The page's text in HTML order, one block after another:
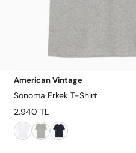
American Vintage
Sonoma Erkek T-Shirt
2.940 TL